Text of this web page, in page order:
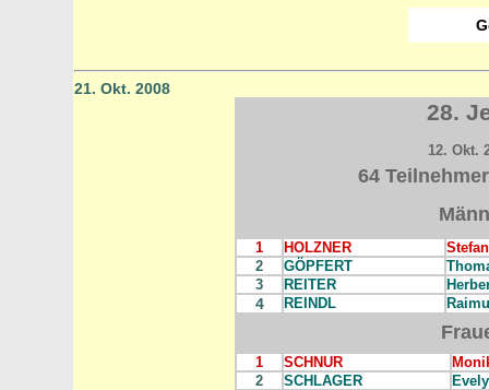
21. Okt. 2008
28.
12. Okt.
64
1 HOLZNER
Stefan
2
GÖPFERT
3
REITER
4 REINDL
1 SCHNUR
2
SCHLAGER